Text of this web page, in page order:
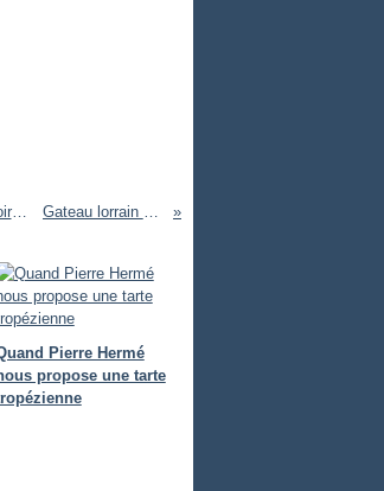
Episode 6 : Pâques 2015 : Entremet pamplemousse anisette mousse au chocolat ivoire biscuit et zestes de pamplemousse Gateau lorrain aux citrons
Pierre Hermé
propose une tarte